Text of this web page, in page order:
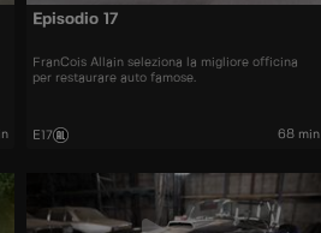
Episodio 17
FranCois Allain seleziona la migliore officina
per restaurare auto famose.
E17 68 min